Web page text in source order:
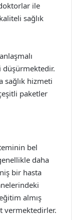
ile
sağlık
düşürmektedir.
sağlık hizmeti
paketler
bel
daha
bir hasta
almış
vermektedirler.